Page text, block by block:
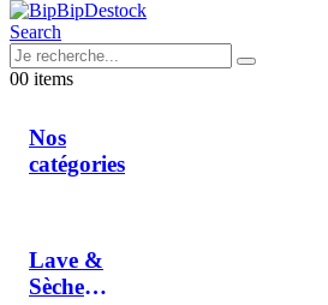
Search
00 items
Nos
catégories
Lave &
Sèche